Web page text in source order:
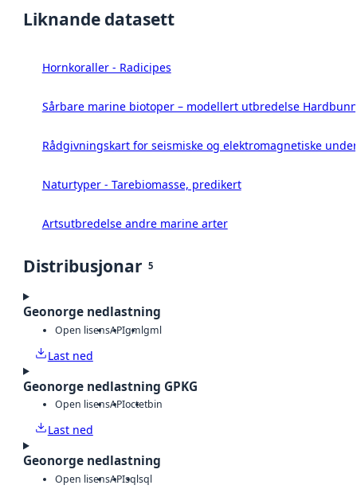
Liknande datasett
Hornkoraller - Radicipes
Sårbare marine biotoper – modellert utbredelse
Rådgivningskart for seismiske og elektromagnetiske
Naturtyper - Tarebiomasse, predikert
Artsutbredelse andre marine arter
Distribusjonar 5
Geonorge nedlastning
Open lisensAPIgmlgml
Last ned
Geonorge nedlastning GPKG
Open lisensAPIoctetbin
Last ned
Geonorge nedlastning
Open lisensAPIsqlsql